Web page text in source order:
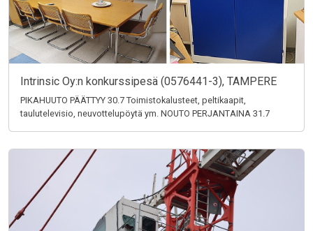
Intrinsic Oy:n konkurssipesä (0576441-3), TAMPERE
PIKAHUUTO PÄÄTTYY 30.7 Toimistokalusteet, peltikaapit,
taulutelevisio, neuvottelupöytä ym. NOUTO PERJANTAINA 31.7